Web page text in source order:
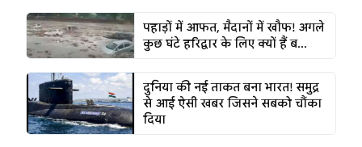
पहाड़ों में आफत, मैदानों में खौफ! अगले
कुछ घंटे हरिद्वार के लिए क्यों हैं ब...
दुनिया की नई ताकत बना भारत! समुद्र
से आई ऐसी खबर जिसने सबको चौंका
दिया